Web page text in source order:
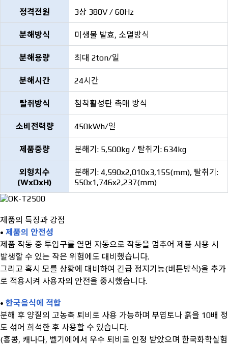
정격전원
3상 380V / 60Hz
분해방식 미생물 발효, 소멸방식
분해용량 최대 2ton/일
분해시간 24시간
탈취방식 첨착활성탄 촉매 방식
소비전력량 450kWh/일
제품중량 분해기: 5,500kg / 탈취기: 634kg
외형치수
(WxDxH)
분해기: 4,590x2,010x3,155(mm), 탈취기:
550x1,746x2,237(mm)
제품의 특징과 강점
• 제품의 안전성
제품 작동 중 투입구를 열면 자동으로 작동을 멈추어 제품 사용 시
발생할 수 있는 작은 위험에도 대비했습니다.
그리고 혹시 모를 상황에 대비하여 긴급 정지기능(버튼방식)을 추가
로 적용시켜 사용자의 안전을 중시했습니다.
• 한국음식에 적합
분해 후 양질의 고농축 퇴비로 사용 가능하며 부엽토나 흙을 10배 정
도 섞어 희석한 후 사용할 수 있습니다.
(홍콩, 캐나다, 벨기에에서 우수 퇴비로 인정 받았으며 한국화학실험